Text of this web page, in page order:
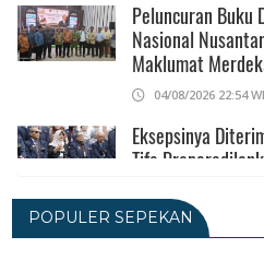
Peluncuran Buku
Nasional
Maklumat
04/08/2026 22:54
Eksepsinya
Tifa
04/08/2026 18:37
POPULER SEPEKAN